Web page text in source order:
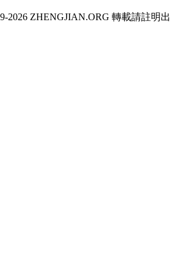
2026 ZHENGJIAN.ORG 轉載請註明出